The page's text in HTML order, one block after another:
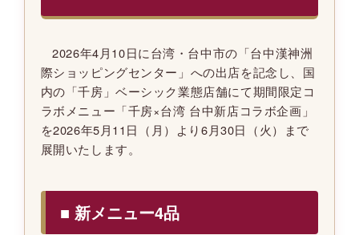
2026年4月10日に台湾・台中市の「台中漢神洲
際ショッピングセンター」への出店を記念し、国
内の「千房」ベーシック業態店舗にて期間限定コ
ラボメニュー「千房×台湾 台中新店コラボ企画」
を2026年5月11日（月）より6月30日（火）まで
展開いたします。
■ 新メニュー4品